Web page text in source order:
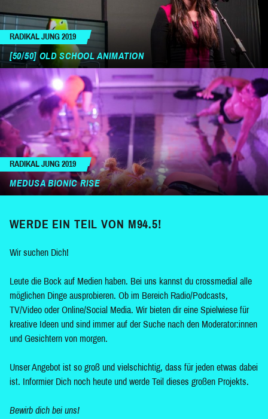
RADIKAL JUNG 2019
[50/50] OLD SCHOOL ANIMATION
RADIKAL JUNG 2019
MEDUSA BIONIC RISE
WERDE EIN TEIL VON M94.5!
Wir suchen Dich!
Leute die Bock auf Medien haben. Bei uns kannst du crossmedial alle
möglichen Dinge ausprobieren. Ob im Bereich Radio/Podcasts,
TV/Video oder Online/Social Media. Wir bieten dir eine Spielwiese für
kreative Ideen und sind immer auf der Suche nach den Moderator:innen
und Gesichtern von morgen.
Unser Angebot ist so groß und vielschichtig, dass für jeden etwas dabei
ist. Informier Dich noch heute und werde Teil dieses großen Projekts.
Bewirb dich bei uns!